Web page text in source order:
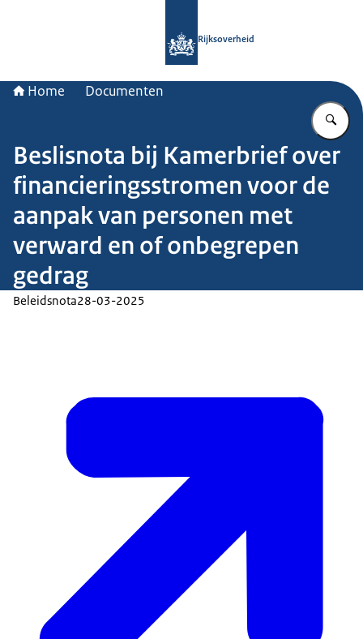
Rijksoverheid
Home Documenten
Beslisnota bij Kamerbrief over
financieringsstromen voor de
aanpak van personen met
verward en of onbegrepen
gedrag
Beleidsnota28-03-2025